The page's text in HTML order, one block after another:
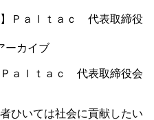
ーカイブ
Ｐａｌｔａｃ 代表取締役会
ひいては社会に貢献したい